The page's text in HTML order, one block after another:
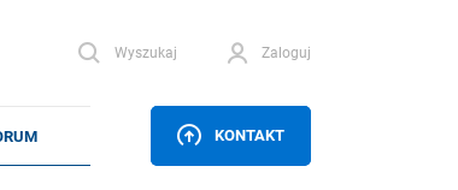
Wyszukaj Zaloguj
KONTAKT